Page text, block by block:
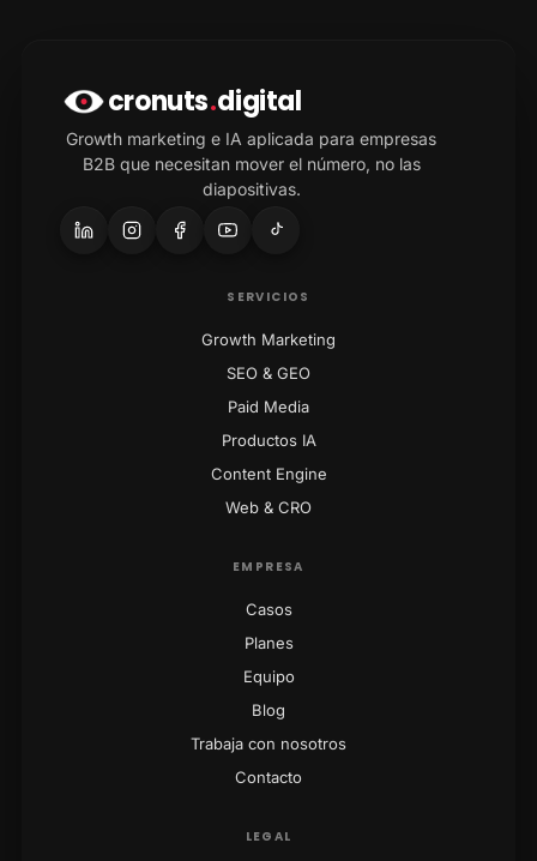
cronuts.digital
Growth marketing e IA aplicada para empresas
B2B que necesitan mover el número, no las
diapositivas.
SERVICIOS
Growth Marketing
SEO & GEO
Paid Media
Productos IA
Content Engine
Web & CRO
EMPRESA
Casos
Planes
Equipo
Blog
Trabaja con nosotros
Contacto
LEGAL